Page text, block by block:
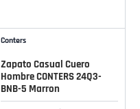
Conters
Zapato Casual Cuero
Hombre CONTERS 24Q3-
BNB-5 Marron